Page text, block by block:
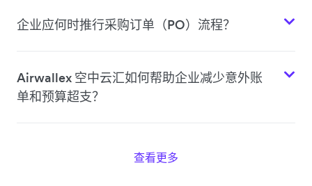
企业应何时推行采购订单（PO）流程？
Airwallex 空中云汇如何帮助企业减少意外账
单和预算超支？
查看更多